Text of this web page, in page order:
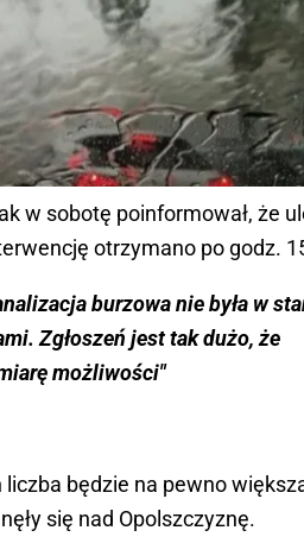
w sobotę poinformował, że
otrzymano po godz.
burzowa nie była w
Zgłoszeń jest tak dużo, że
możliwości"
będzie na pewno
się nad Opolszczyznę.